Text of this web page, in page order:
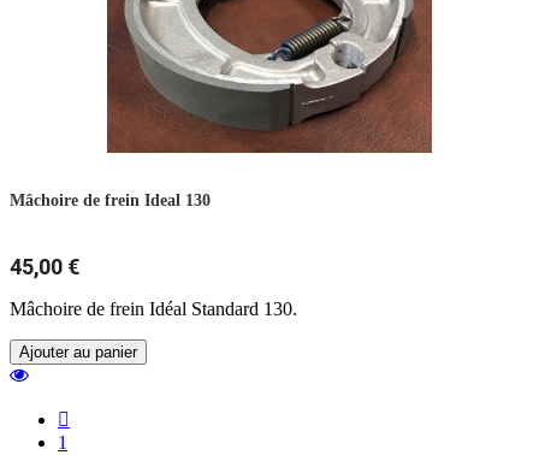
Mâchoire de frein Ideal 130
45,00 €
Mâchoire de frein Idéal Standard 130.
Ajouter au panier

1